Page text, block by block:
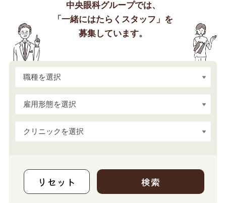
中央眼科グループでは、
「一緒にはたらくスタッフ」を
募集しています。
リセット 検索